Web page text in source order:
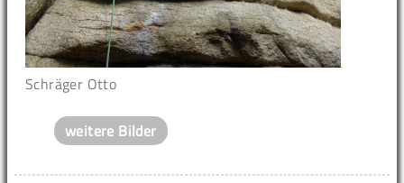
Schräger Otto
weitere Bilder